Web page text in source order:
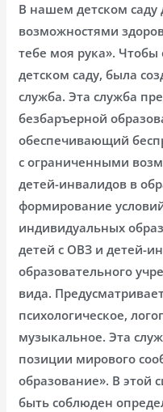
В нашем детском саду
возможностями
тебе моя рука».
детском саду, была
служба. Эта служба
безбаръерной
обеспечивающий
с ограниченными
детей-инвалидов в
формирование
индивидуальных
детей с ОВЗ и детей-
образовательного
вида.
психологическое,
музыкальное. Эта
позиции мирового
образование». В этой
быть соблюден